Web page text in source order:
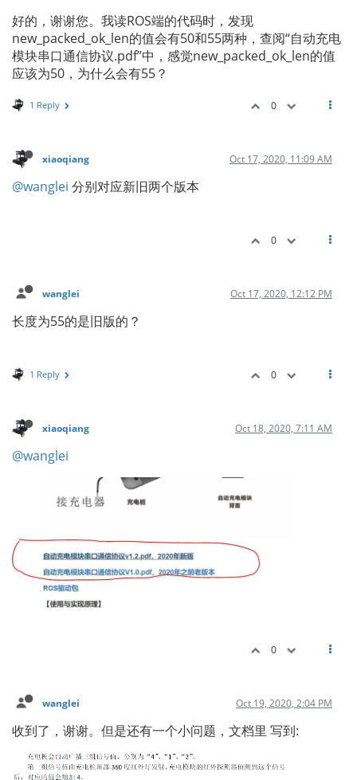
好的，谢谢您。我读ROS端的代码时，发现
new_packed_ok_len的值会有50和55两种，查阅“自动充电
模块串口通信协议.pdf”中，感觉new_packed_ok_len的值
应该为50，为什么会有55？
1 Reply 0
xiaoqiang Oct 17, 2020, 11:09 AM
@wanglei 分别对应新旧两个版本
0
wanglei Oct 17, 2020, 12:12 PM
长度为55的是旧版的？
1 Reply 0
xiaoqiang Oct 18, 2020, 7:11 AM
@wanglei
0
wanglei Oct 19, 2020, 2:04 PM
收到了，谢谢。但是还有一个小问题，文档里 写到: